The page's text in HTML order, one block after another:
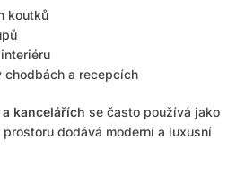
koutků
a recepcích
kancelářích se často používá jako
dodává moderní a luxusní